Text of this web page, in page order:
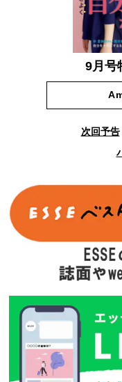
9月号
次回予告